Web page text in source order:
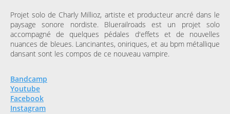
Projet solo de Charly Millioz, artiste et producteur ancré dans le
paysage sonore nordiste. Bluerailroads est un projet solo
accompagné de quelques pédales d'effets et de nouvelles
nuances de bleues. Lancinantes, oniriques, et au bpm métallique
dansant sont les compos de ce nouveau vampire.
Bandcamp
Youtube
Facebook
Instagram